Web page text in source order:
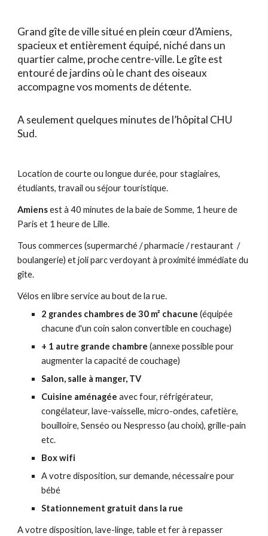
Grand gîte de ville situé en plein cœur d’Amiens,
spacieux et entièrement équipé, niché dans un
quartier calme, proche centre-ville. Le gîte est
entouré de jardins où le chant des oiseaux
accompagne vos moments de détente.
A seulement quelques minutes de l’hôpital CHU
Sud.
Location de courte ou longue durée, pour stagiaires,
étudiants, travail ou séjour touristique.
Amiensest à 40 minutes de la baie de Somme, 1 heure de
Paris et 1 heure de Lille.
Tous commerces(supermarché / pharmacie / restaurant /
boulangerie)et joli parc verdoyant à proximité immédiate du
gîte.
Vélos en libre service au bout de la rue.
2 grandes chambres de 30 m² chacune (équipée
chacune d'un coin salon convertible en couchage)
+ 1 autre grande chambre(annexe possible pour
augmenter la capacité de couchage)
Salon, salle à manger, TV
Cuisine aménagée avec four, réfrigérateur,
congélateur, lave-vaisselle, micro-ondes, cafetière,
bouilloire, Senséo ou Nespresso (au choix), grille-pain
etc.
Box wifi
A votre disposition, sur demande, nécessaire pour
bébé
Stationnement gratuit dans la rue
A votre disposition, lave-linge, table et fer à repasser